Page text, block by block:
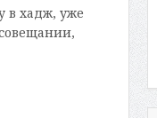
в хадж, уже